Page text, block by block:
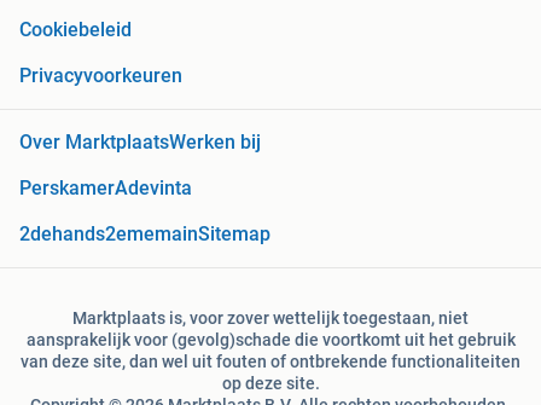
Cookiebeleid
Privacyvoorkeuren
Over MarktplaatsWerken bij
PerskamerAdevinta
2dehands2ememainSitemap
Marktplaats is, voor zover wettelijk toegestaan, niet
aansprakelijk voor (gevolg)schade die voortkomt uit het gebruik
van deze site, dan wel uit fouten of ontbrekende functionaliteiten
op deze site.